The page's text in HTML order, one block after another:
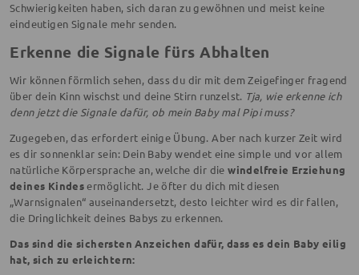
Schwierigkeiten haben, sich daran zu gewöhnen und meist keine
eindeutigen Signale mehr senden.
Erkenne die Signale fürs Abhalten
Wir können förmlich sehen, dass du dir mit dem Zeigefinger fragend
über dein Kinn wischst und deine Stirn runzelst. Tja, wie erkenne ich
denn jetzt die Signale dafür, ob mein Baby mal Pipi muss?
Zugegeben, das erfordert einige Übung. Aber nach kurzer Zeit wird
es dir sonnenklar sein: Dein Baby wendet eine simple und vor allem
natürliche Körpersprache an, welche dir diewindelfreie Erziehung
deines Kindesermöglicht. Je öfter du dich mit diesen
„Warnsignalen“ auseinandersetzt, desto leichter wird es dir fallen,
die Dringlichkeit deines Babys zu erkennen.
Das sind die sichersten Anzeichen dafür, dass es dein Baby eilig
hat, sich zu erleichtern: